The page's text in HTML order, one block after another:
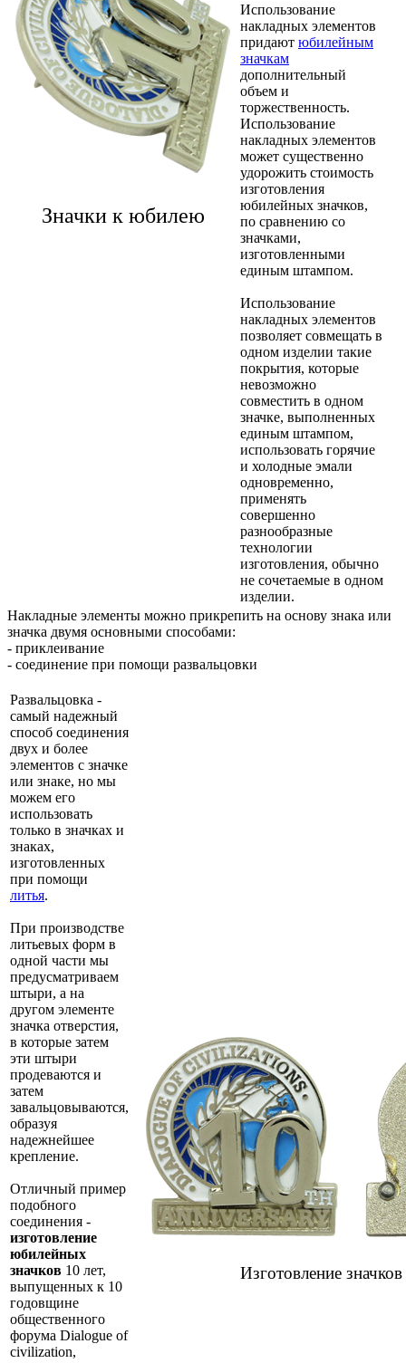
Значки к юбилею
Использование
накладных элементов
придают юбилейным
значкам
дополнительный
объем и
торжественность.
Использование
накладных элементов
может существенно
удорожить стоимость
изготовления
юбилейных значков,
по сравнению со
значками,
изготовленными
единым штампом.
Использование
накладных элементов
позволяет совмещать в
одном изделии такие
покрытия, которые
невозможно
совместить в одном
значке, выполненных
единым штампом,
использовать горячие
и холодные эмали
одновременно,
применять
совершенно
разнообразные
технологии
изготовления, обычно
не сочетаемые в одном
изделии.
Накладные элементы можно прикрепить на основу знака или
значка двумя основными способами:
- приклеивание
- соединение при помощи развальцовки
Развальцовка -
самый надежный
способ соединения
двух и более
элементов с значке
или знаке, но мы
можем его
использовать
только в значках и
знаках,
изготовленных
при помощи
литья.
При производстве
литьевых форм в
одной части мы
предусматриваем
штыри, а на
другом элементе
значка отверстия,
в которые затем
эти штыри
продеваются и
затем
завальцовываются,
образуя
надежнейшее
крепление.
Отличный пример
подобного
соединения -
изготовление
юбилейных
значков 10 лет,
выпущенных к 10
годовщине
общественного
форума Dialogue of
civilization,
Изготовление